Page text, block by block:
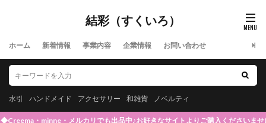
結彩（すくいろ）
ホーム 新着情報 事業内容 企業情報 お問い合わせ
水引 ハンドメイド アクセサリー 和雑貨 ノベルティ
・minne・メルカリでも出品中♪お好きなサイトよりご購入くださいませ